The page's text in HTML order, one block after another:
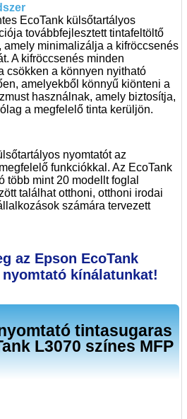
EcoTank külsőtartályos
továbbfejlesztett tintafeltöltő
amely minimalizálja a kifröccsenés
A kifröccsenés minden
csökken a könnyen nyitható
amelyekből könnyű kiönteni a
használnak, amely biztosítja,
a megfelelő tinta kerüljön.
nyomtatót az
funkciókkal. Az EcoTank
több mint 20 modellt foglal
találhat otthoni, otthoni irodai
számára tervezett
az Epson EcoTank
kínálatunkat!
tintasugaras
L3070 színes MFP